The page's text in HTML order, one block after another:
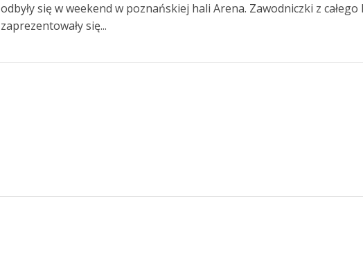
odbyły się w weekend w poznańskiej hali Arena. Zawodniczki z całego
zaprezentowały się...